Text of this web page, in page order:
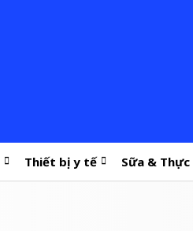
Thiết bị y tế Sữa &